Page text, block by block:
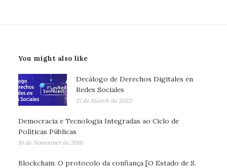
You might also like
Decálogo de Derechos Digitales en
Redes Sociales
27 de March de 2023
Democracia e Tecnologia Integradas ao Ciclo de
Políticas Públicas
10 de November de 2016
Blockchain: O protocolo da confiança [O Estado de S.